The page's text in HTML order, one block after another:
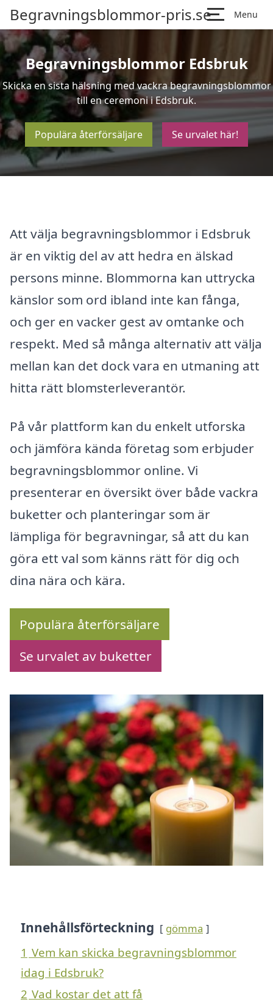
Begravningsblommor-pris.se Menu
Begravningsblommor Edsbruk
Skicka en sista hälsning med vackra begravningsblommor
till en ceremoni i Edsbruk.
Populära återförsäljare Se urvalet här!
Att välja begravningsblommor i Edsbruk
är en viktig del av att hedra en älskad
persons minne. Blommorna kan uttrycka
känslor som ord ibland inte kan fånga,
och ger en vacker gest av omtanke och
respekt. Med så många alternativ att välja
mellan kan det dock vara en utmaning att
hitta rätt blomsterleverantör.
På vår plattform kan du enkelt utforska
och jämföra kända företag som erbjuder
begravningsblommor online. Vi
presenterar en översikt över både vackra
buketter och planteringar som är
lämpliga för begravningar, så att du kan
göra ett val som känns rätt för dig och
dina nära och kära.
Populära återförsäljare
Se urvalet av buketter
Innehållsförteckning gömma
1 Vem kan skicka begravningsblommor
idag i Edsbruk?
2 Vad kostar det att få